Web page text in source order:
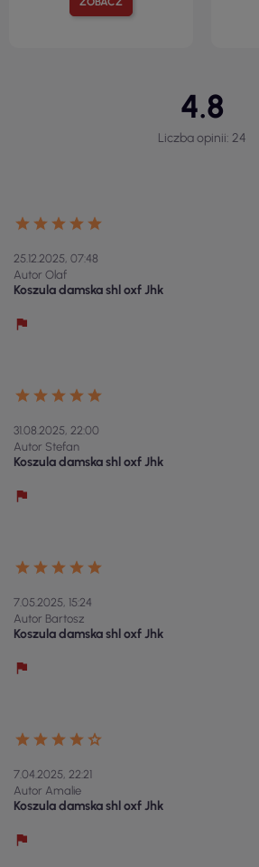
4.8
Liczba opinii: 24
25.12.2025, 07:48
Autor Olaf
Koszula damska shl oxf Jhk
31.08.2025, 22:00
Autor Stefan
Koszula damska shl oxf Jhk
7.05.2025, 15:24
Autor Bartosz
Koszula damska shl oxf Jhk
7.04.2025, 22:21
Autor Amalie
Koszula damska shl oxf Jhk